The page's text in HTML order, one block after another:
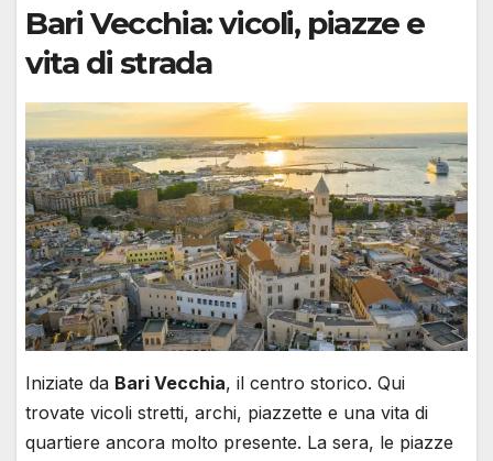
Bari Vecchia: vicoli, piazze e
vita di strada
Iniziate da Bari Vecchia, il centro storico. Qui
trovate vicoli stretti, archi, piazzette e una vita di
quartiere ancora molto presente. La sera, le piazze